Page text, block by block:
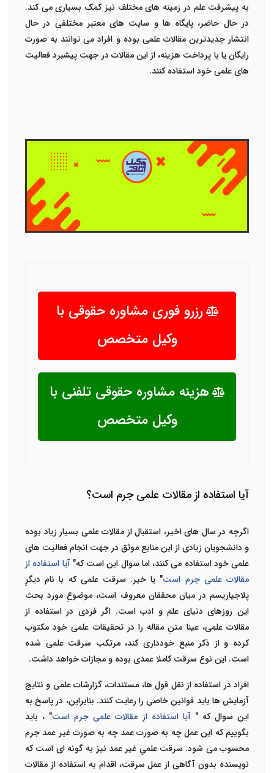
به پیشرفت علم در زمینه های مختلف نیز کمک بسیاری می کند.
در حال حاضر، پایگاه ها و سایت های معتبر مختلفی در حال
انتشار جدیدترین مقالات علمی بوده و افراد می توانند به صورت
رایگان یا با پرداخت هزینه، از این مقالات در جهت پیشبرد فعالیت
های علمی خود استفاده کنند.
رزرو فوری مشاوره حقوقی با
وکیل متخصص
هزینه مشاوره حقوقی تلفنی با
وکیل متخصص
آیا استفاده از مقالات علمی جرم است؟
اگرچه در سال های اخیر، استقبال از مقالات علمی بسیار زیاد بوده
و دانشجویان زیادی از این منابع موثق در جهت انجام فعالیت های
علمی خود استفاده می کنند، اما سوال این است که" آیا استفاده از
مقالات علمی جرم است" یا خیر. سرقت علمی که با نام دیگرِ
پلاجیاریسم در میان محققان معروف است، موضوعِ مورد بحث
این روزهای دنیای علم و ادب است. اگر فردی در استفاده از
مقالات علمی، عینا متنِ مقاله را در تحقیقات علمی خود مکتوب
کرده و از ذکر منبع خودداری کند، مرتکب سرقت علمی شده
است. این نوع سرقت کاملا عمدی بوده و مجازات خواهد داشت.
افراد در استفاده از نقل قول ها، مستندات، گزارشات علمی و نتایج
آزمایش ها باید قوانین خاصی را رعایت کنند. بنابراین، در پاسخ به
این سوال که"آیا استفاده از مقالات علمی جرم است" ، باید
بگوییم که این عمل چه به صورت عمد چه به صورت غیر عمد جرم
محسوب می شود. سرقت علمیِ غیر عمد نیز به گونه ای است که
نویسنده بدون آگاهی از عمل سرقت، اقدام به استفاده از مقالات